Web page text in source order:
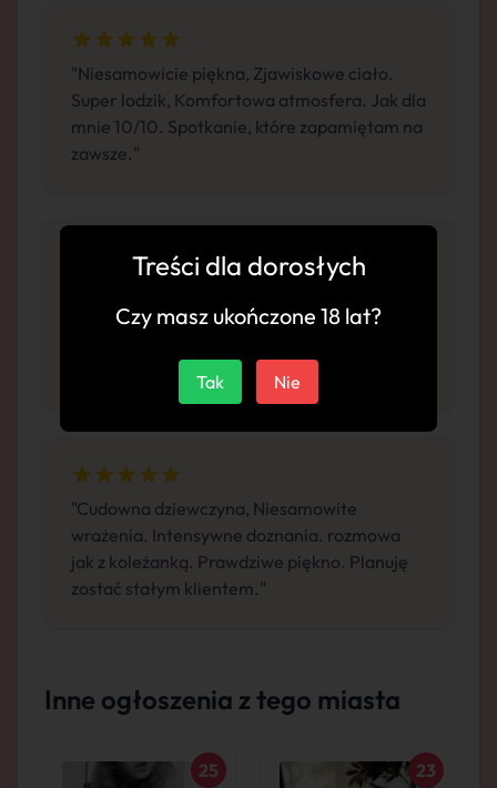
"Niesamowicie piękna, Zjawiskowe ciało.
Super lodzik, Komfortowa atmosfera. Jak dla
mnie 10/10. Spotkanie, które zapamiętam na
zawsze."
widok podczas seksu na jeźdźca, Komfortowa
Zdecydowanie wrócę tu ponownie."
"Cudowna dziewczyna, Niesamowite
wrażenia. Intensywne doznania. rozmowa
jak z koleżanką. Prawdziwe piękno. Planuję
zostać stałym klientem."
Inne ogłoszenia z tego miasta
25 23
Treści dla dorosłych
Czy masz ukończone 18 lat?
Tak Nie